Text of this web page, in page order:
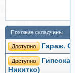
Похожие складчины
Доступно Гараж.
Доступно
Никитко)